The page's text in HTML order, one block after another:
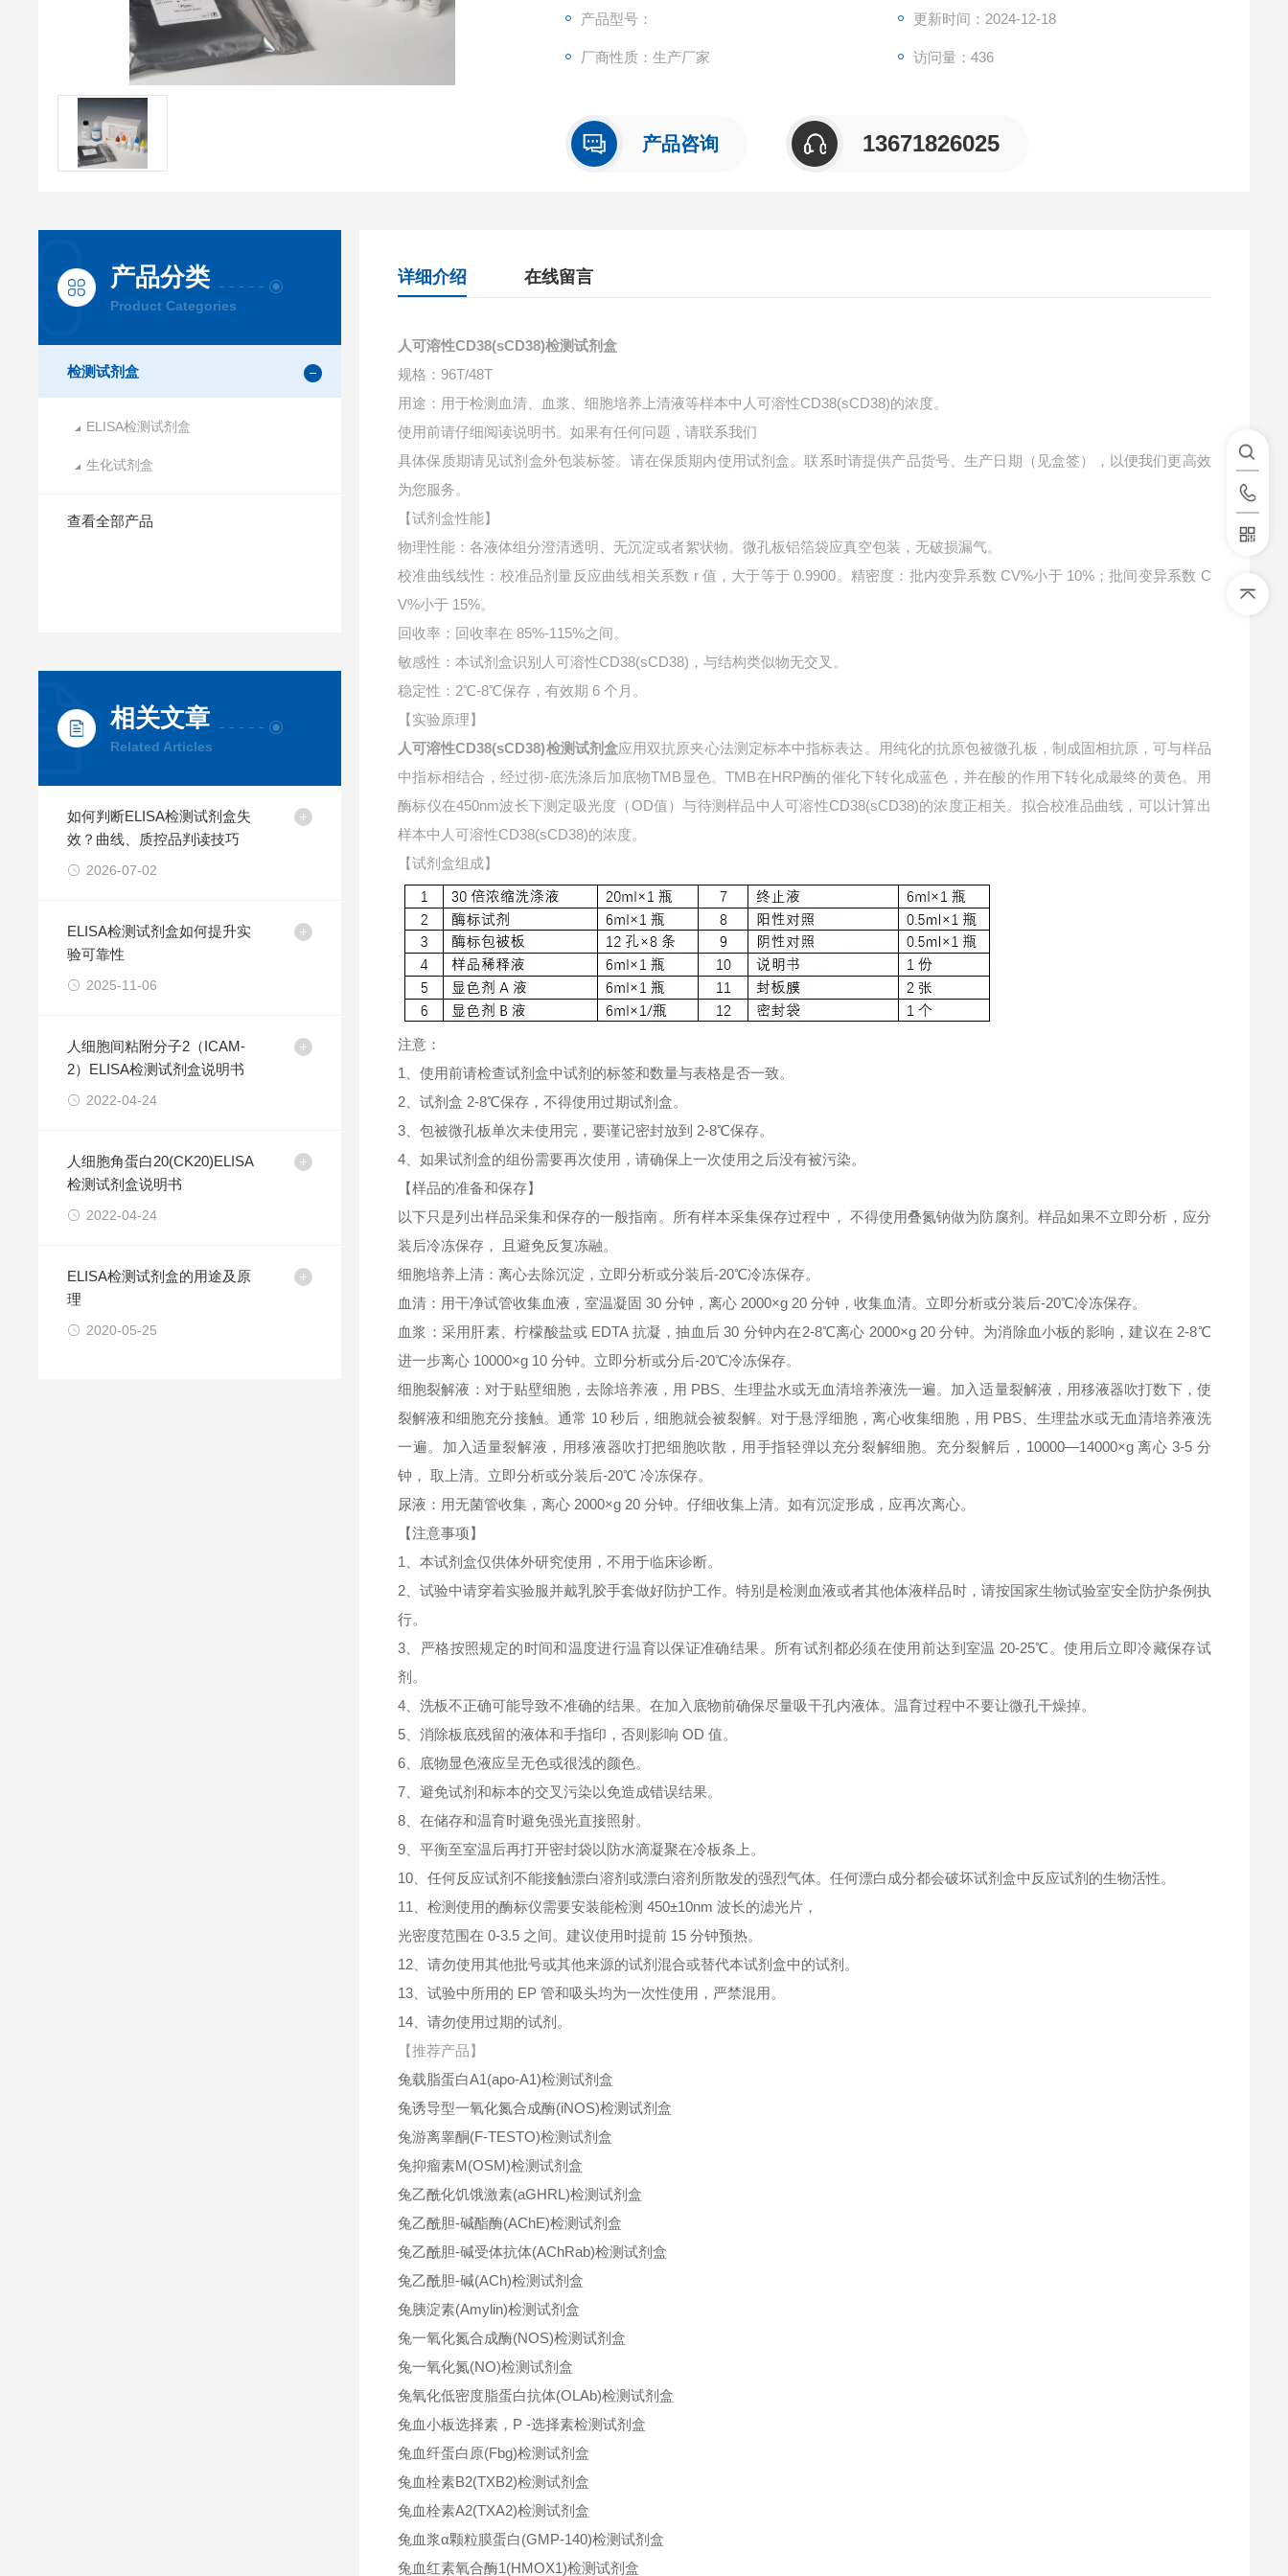
产品型号： 更新时间：2024-12-18
厂商性质：生产厂家 访问量：436
产品咨询 13671826025
产品分类
Product Categories
检测试剂盒
ELISA检测试剂盒
生化试剂盒
查看全部产品
相关文章
Related Articles
如何判断ELISA检测试剂盒失
效？曲线、质控品判读技巧
2026-07-02
ELISA检测试剂盒如何提升实
验可靠性
2025-11-06
人细胞间粘附分子2（ICAM-
2）ELISA检测试剂盒说明书
2022-04-24
人细胞角蛋白20(CK20)ELISA
检测试剂盒说明书
2022-04-24
ELISA检测试剂盒的用途及原
理
2020-05-25
详细介绍 在线留言
人可溶性CD38(sCD38)检测试剂盒
规格：96T/48T
用途：用于检测血清、血浆、细胞培养上清液等样本中 人可溶性CD38(sCD38)的浓度。
使用前请仔细阅读说明书。如果有任何问题，请联系我们
具体保质期请见试剂盒外包装标签。请在保质期内使用试剂盒。联系时请提供产品货号、生产日期（见盒签），以便我们更高效
为您服务。
【试剂盒性能】
物理性能：各液体组分澄清透明、无沉淀或者絮状物。微孔板铝箔袋应真空包装，无破损漏气。
校准曲线线性：校准品剂量反应曲线相关系数 r 值，大于等于 0.9900。精密度：批内变异系数 CV%小于 10%；批间变异系数 C
V%小于 15%。
回收率：回收率在 85%-115%之间。
敏感性：本试剂盒识别人可溶性CD38(sCD38)，与结构类似物无交叉。
稳定性：2℃-8℃保存，有效期 6 个月。
【实验原理】
人可溶性CD38(sCD38)检测试剂盒应用双抗原夹心法测定标本中指标表达。用纯化的抗原包被微孔板，制成固相抗原，可与样品
中指标相结合，经过彻-底洗涤后加底物TMB显色。TMB在HRP酶的催化下转化成蓝色，并在酸的作用下转化成最终的黄色。用
酶标仪在450nm波长下测定吸光度（OD值）与待测样品中 人可溶性CD38(sCD38)的浓度正相关。拟合校准品曲线，可以计算出
样本中 人可溶性CD38(sCD38)的浓度。
【试剂盒组成】
注意：
1、使用前请检查试剂盒中试剂的标签和数量与表格是否一致。
2、试剂盒 2-8℃保存，不得使用过期试剂盒。
3、包被微孔板单次未使用完，要谨记密封放到 2-8℃保存。
4、如果试剂盒的组份需要再次使用，请确保上一次使用之后没有被污染。
【样品的准备和保存】
以下只是列出样品采集和保存的一般指南。所有样本采集保存过程中， 不得使用叠氮钠做为防腐剂。样品如果不立即分析，应分
装后冷冻保存， 且避免反复冻融。
细胞培养上清：离心去除沉淀，立即分析或分装后-20℃冷冻保存。
血清：用干净试管收集血液，室温凝固 30 分钟，离心 2000×g 20 分钟，收集血清。立即分析或分装后-20℃冷冻保存。
血浆：采用肝素、柠檬酸盐或 EDTA 抗凝，抽血后 30 分钟内在2-8℃离心 2000×g 20 分钟。为消除血小板的影响，建议在 2-8℃
进一步离心 10000×g 10 分钟。立即分析或分后-20℃冷冻保存。
细胞裂解液：对于贴壁细胞，去除培养液，用 PBS、生理盐水或无血清培养液洗一遍。加入适量裂解液，用移液器吹打数下，使
裂解液和细胞充分接触。通常 10 秒后，细胞就会被裂解。对于悬浮细胞，离心收集细胞，用 PBS、生理盐水或无血清培养液洗
一遍。加入适量裂解液，用移液器吹打把细胞吹散，用手指轻弹以充分裂解细胞。充分裂解后，10000—14000×g 离心 3-5 分
钟， 取上清。立即分析或分装后-20℃ 冷冻保存。
尿液：用无菌管收集，离心 2000×g 20 分钟。仔细收集上清。如有沉淀形成，应再次离心。
【注意事项】
1、本试剂盒仅供体外研究使用，不用于临床诊断。
2、试验中请穿着实验服并戴乳胶手套做好防护工作。特别是检测血液或者其他体液样品时，请按国家生物试验室安全防护条例执
行。
3、严格按照规定的时间和温度进行温育以保证准确结果。所有试剂都必须在使用前达到室温 20-25℃。使用后立即冷藏保存试
剂。
4、洗板不正确可能导致不准确的结果。在加入底物前确保尽量吸干孔内液体。温育过程中不要让微孔干燥掉。
5、消除板底残留的液体和手指印，否则影响 OD 值。
6、底物显色液应呈无色或很浅的颜色。
7、避免试剂和标本的交叉污染以免造成错误结果。
8、在储存和温育时避免强光直接照射。
9、平衡至室温后再打开密封袋以防水滴凝聚在冷板条上。
10、任何反应试剂不能接触漂白溶剂或漂白溶剂所散发的强烈气体。任何漂白成分都会破坏试剂盒中反应试剂的生物活性。
11、检测使用的酶标仪需要安装能检测 450±10nm 波长的滤光片，
光密度范围在 0-3.5 之间。建议使用时提前 15 分钟预热。
12、请勿使用其他批号或其他来源的试剂混合或替代本试剂盒中的试剂。
13、试验中所用的 EP 管和吸头均为一次性使用，严禁混用。
14、请勿使用过期的试剂。
【推荐产品】
兔载脂蛋白A1(apo-A1)检测试剂盒
兔诱导型一氧化氮合成酶(iNOS)检测试剂盒
兔游离睾酮(F-TESTO)检测试剂盒
兔抑瘤素M(OSM)检测试剂盒
兔乙酰化饥饿激素(aGHRL)检测试剂盒
兔乙酰胆-碱酯酶(AChE)检测试剂盒
兔乙酰胆-碱受体抗体(AChRab)检测试剂盒
兔乙酰胆-碱(ACh)检测试剂盒
兔胰淀素(Amylin)检测试剂盒
兔一氧化氮合成酶(NOS)检测试剂盒
兔一氧化氮(NO)检测试剂盒
兔氧化低密度脂蛋白抗体(OLAb)检测试剂盒
兔血小板选择素，P -选择素检测试剂盒
兔血纤蛋白原(Fbg)检测试剂盒
兔血栓素B2(TXB2)检测试剂盒
兔血栓素A2(TXA2)检测试剂盒
兔血浆α颗粒膜蛋白(GMP-140)检测试剂盒
兔血红素氧合酶1(HMOX1)检测试剂盒